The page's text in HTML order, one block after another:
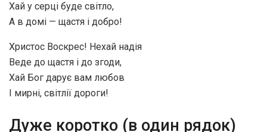
Хай у серці буде світло,
А в домі — щастя і добро!
Христос Воскрес! Нехай надія
Веде до щастя і до згоди,
Хай Бог дарує вам любов
І мирні, світлії дороги!
Дуже коротко (в один рядок)